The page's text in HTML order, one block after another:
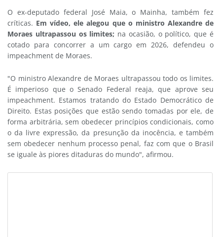
O ex-deputado federal José Maia, o Mainha, também fez
críticas. Em vídeo, ele alegou que o ministro Alexandre de
Moraes ultrapassou os limites; na ocasião, o político, que é
cotado para concorrer a um cargo em 2026, defendeu o
impeachment de Moraes.
"O ministro Alexandre de Moraes ultrapassou todo os limites.
É imperioso que o Senado Federal reaja, que aprove seu
impeachment. Estamos tratando do Estado Democrático de
Direito. Estas posições que estão sendo tomadas por ele, de
forma arbitrária, sem obedecer princípios condicionais, como
o da livre expressão, da presunção da inocência, e também
sem obedecer nenhum processo penal, faz com que o Brasil
se iguale às piores ditaduras do mundo", afirmou.